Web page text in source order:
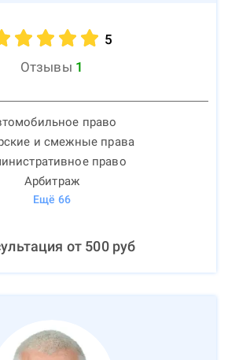
5
Отзывы 1
право
и смежные права
право
Арбитраж
Ещё 66
от 500руб